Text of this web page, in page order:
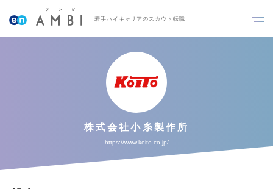
若手ハイキャリアのスカウト転職
株式会社小糸製作所
https://www.koito.co.jp/